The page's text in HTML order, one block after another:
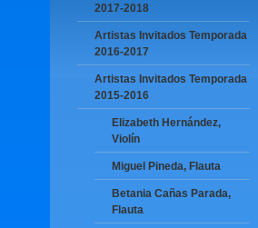
2017-2018
Artistas Invitados Temporada
2016-2017
Artistas Invitados Temporada
2015-2016
Elizabeth Hernández,
Violín
Miguel Pineda, Flauta
Betania Cañas Parada,
Flauta